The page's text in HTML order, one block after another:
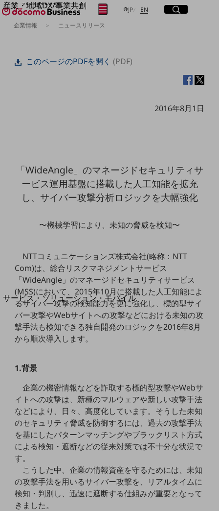
産業・地域DX/事業共創
OPEN HUB for Plural Futures
イベント/ウェビナー
Smart Mobility
Smart Worksite
生成AI(Generative AI)
地域の取り組み
地域経済のさらなる活性化に取り組みます
別ウィンドウで開きます
サービス・ソリューション・モバイル
サービス・ソリューションTOP
DXに関する課題を解決する
サービス・ソリューションをご紹介
カテゴリーで探す
ネットワーク・モバイル
クラウド・データセンター
電話・映像コミュニケーション
セキュリティ
データ利活用
JP日本語
EN Englishサイト内検索
開く
メニュー
開く
企業情報 ニュースリリース
このページのPDFを開く(PDF)
2016年8月1日
「WideAngle」のマネージドセキュリティサ
ービス運用基盤に搭載した人工知能を拡充
し、サイバー攻撃分析ロジックを大幅強化
〜機械学習により、未知の脅威を検知〜
NTTコミュニケーションズ株式会社(略称：NTT
Com)は、総合リスクマネジメントサービス
「WideAngle」のマネージドセキュリティサービス
(MSS)において、2015年10月に搭載した人工知能によ
るサイバー攻撃の検知能力を更に強化し、標的型サイ
バー攻撃やWebサイトへの攻撃などにおける未知の攻
撃手法も検知できる独自開発のロジックを2016年8月
から順次導入します。
1.背景
企業の機密情報などを詐取する標的型攻撃やWebサ
イトへの攻撃は、新種のマルウェアや新しい攻撃手法
などにより、日々、高度化しています。そうした未知
のセキュリティ脅威を防御するには、過去の攻撃手法
を基にしたパターンマッチングやブラックリスト方式
による検知・遮断などの従来対策では不十分な状況で
す。
こうした中、企業の情報資産を守るためには、未知
の攻撃手法を用いるサイバー攻撃を、リアルタイムに
検知・判別し、迅速に遮断する仕組みが重要となって
きました。